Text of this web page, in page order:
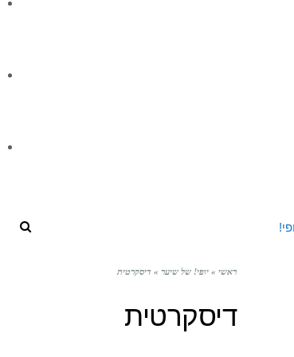
ראשי » יופי! של שיער » דיסקרטית
דיסקרטית